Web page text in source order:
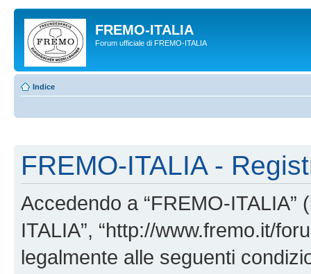
FREMO-ITALIA
Forum ufficiale di FREMO-ITALIA
Indice
FREMO-ITALIA -
Accedendo a “FREMO-ITALIA”
ITALIA”, “http://www.fremo.it/
legalmente alle seguenti